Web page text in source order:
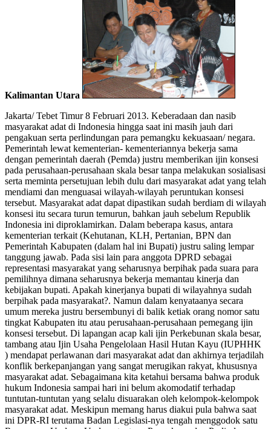
Kalimantan Utara
Jakarta/ Tebet Timur 8 Februari 2013. Keberadaan dan nasib
masyarakat adat di Indonesia hingga saat ini masih jauh dari
pengakuan serta perlindungan para pemangku kekuasaan/ negara.
Pemerintah lewat kementerian- kementeriannya bekerja sama
dengan pemerintah daerah (Pemda) justru memberikan ijin konsesi
pada perusahaan-perusahaan skala besar tanpa melakukan sosialisasi
serta meminta persetujuan lebih dulu dari masyarakat adat yang telah
mendiami dan menguasai wilayah-wilayah peruntukan konsesi
tersebut. Masyarakat adat dapat dipastikan sudah berdiam di wilayah
konsesi itu secara turun temurun, bahkan jauh sebelum Republik
Indonesia ini diproklamirkan. Dalam beberapa kasus, antara
kementerian terkait (Kehutanan, KLH, Pertanian, BPN dan
Pemerintah Kabupaten (dalam hal ini Bupati) justru saling lempar
tanggung jawab. Pada sisi lain para anggota DPRD sebagai
representasi masyarakat yang seharusnya berpihak pada suara para
pemilihnya dimana seharusnya bekerja memantau kinerja dan
kebijakan bupati. Apakah kinerjanya bupati di wilayahnya sudah
berpihak pada masyarakat?. Namun dalam kenyataanya secara
umum mereka justru bersembunyi di balik ketiak orang nomor satu
tingkat Kabupaten itu atau perusahaan-perusahaan pemegang ijin
konsesi tersebut. Di lapangan acap kali ijin Perkebunan skala besar,
tambang atau Ijin Usaha Pengelolaan Hasil Hutan Kayu (IUPHHK
) mendapat perlawanan dari masyarakat adat dan akhirnya terjadilah
konflik berkepanjangan yang sangat merugikan rakyat, khususnya
masyarakat adat. Sebagaimana kita ketahui bersama bahwa produk
hukum Indonesia sampai hari ini belum akomodatif terhadap
tuntutan-tuntutan yang selalu disuarakan oleh kelompok-kelompok
masyarakat adat. Meskipun memang harus diakui pula bahwa saat
ini DPR-RI terutama Badan Legislasi-nya tengah menggodok satu